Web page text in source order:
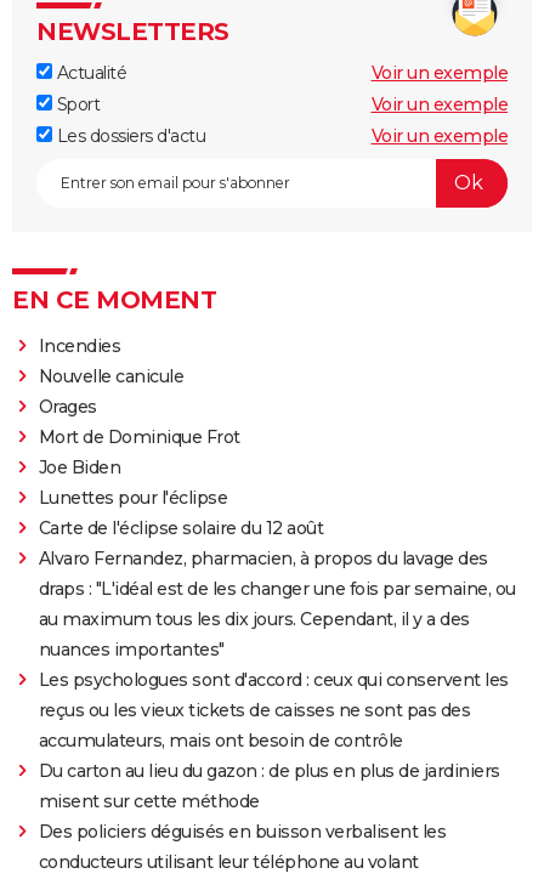
NEWSLETTERS
Actualité
Voir un exemple
Sport
Voir un exemple
Les dossiers d'actu
Voir un exemple
EN CE MOMENT
Incendies
Nouvelle canicule
Orages
Mort de Dominique Frot
Joe Biden
Lunettes pour l'éclipse
Carte de l'éclipse solaire du 12 août
Alvaro Fernandez, pharmacien, à propos du lavage des
draps : "L'idéal est de les changer une fois par semaine, ou
au maximum tous les dix jours. Cependant, il y a des
nuances importantes"
Les psychologues sont d'accord : ceux qui conservent les
reçus ou les vieux tickets de caisses ne sont pas des
accumulateurs, mais ont besoin de contrôle
Du carton au lieu du gazon : de plus en plus de jardiniers
misent sur cette méthode
Des policiers déguisés en buisson verbalisent les
conducteurs utilisant leur téléphone au volant